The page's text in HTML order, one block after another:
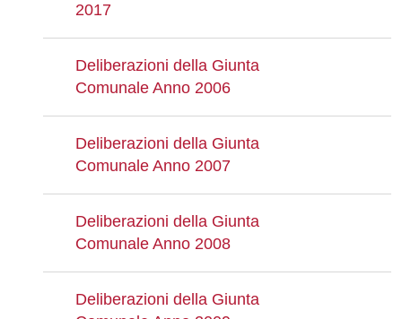
2017
Deliberazioni della Giunta
Comunale Anno 2006
Deliberazioni della Giunta
Comunale Anno 2007
Deliberazioni della Giunta
Comunale Anno 2008
Deliberazioni della Giunta